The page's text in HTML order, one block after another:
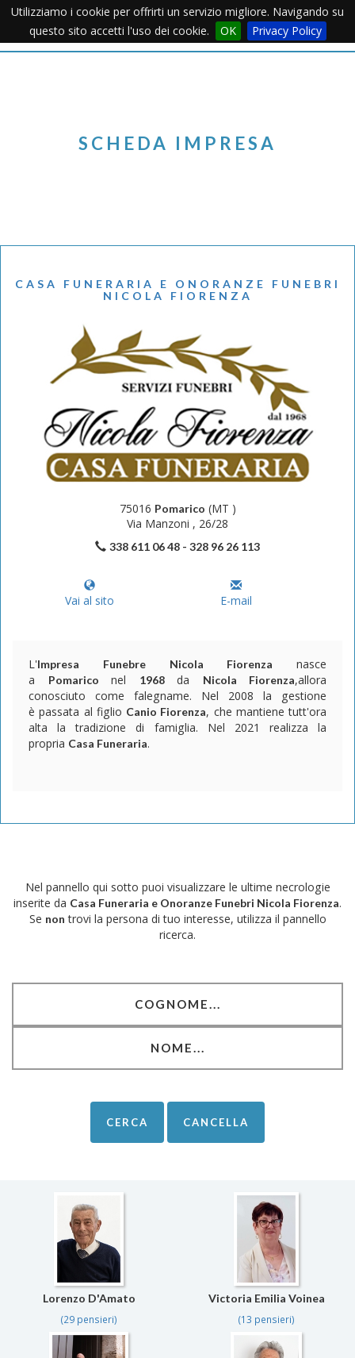
Utilizziamo i cookie per offrirti un servizio migliore. Navigando su
questo sito accetti l'uso dei cookie.
OK Privacy PolicyMenu
SCHEDA IMPRESA
CASA FUNERARIA E ONORANZE FUNEBRI
NICOLA FIORENZA
75016 Pomarico (MT )
Via Manzoni , 26/28
338 611 06 48 - 328 96 26 113
Vai al sito E-mail
L'Impresa Funebre Nicola Fiorenza nasce
a
Pomarico nel 1968 da Nicola Fiorenza,allora
conosciuto come falegname. Nel 2008 la gestione
è passata al figlio Canio Fiorenza, che mantiene tutt'ora
alta la tradizione di famiglia. Nel 2021 realizza la
propria Casa Funeraria.
Nel pannello qui sotto puoi visualizzare le ultime necrologie
inserite da Casa Funeraria e Onoranze Funebri Nicola Fiorenza.
Se non trovi la persona di tuo interesse, utilizza il pannello
ricerca.
Lorenzo D'Amato
(29 pensieri)
Victoria Emilia Voinea
(13 pensieri)